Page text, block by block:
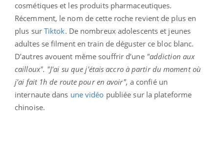
cosmétiques et les produits pharmaceutiques.
Récemment, le nom de cette roche revient de plus en
plus sur Tiktok. De nombreux adolescents et jeunes
adultes se filment en train de déguster ce bloc blanc.
D’autres avouent même souffrir d’une "addiction aux
cailloux". "J'ai su que j'étais accro à partir du moment où
j'ai fait 1h de route pour en avoir", a confié un
internaute dans une vidéo publiée sur la plateforme
chinoise.